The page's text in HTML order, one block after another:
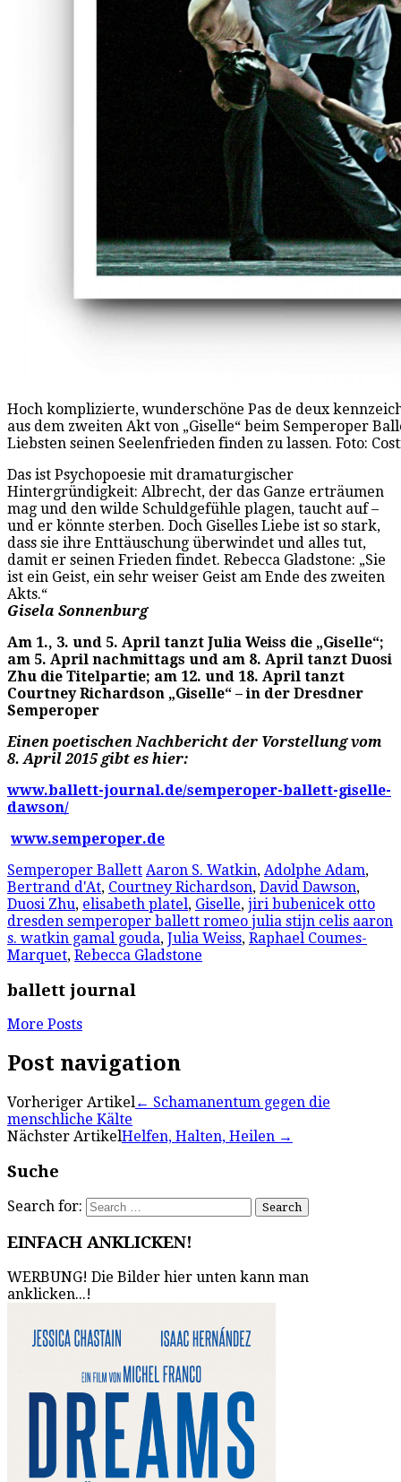
Hoch komplizierte, wunderschöne Pas de deux
aus dem zweiten Akt von „Giselle“ beim Semperoper
Liebsten seinen Seelenfrieden finden zu lassen. Foto:
Das ist Psychopoesie mit dramaturgischer
Hintergründigkeit: Albrecht, der das Ganze erträumen
mag und den wilde Schuldgefühle plagen, taucht auf –
und er könnte sterben. Doch Giselles Liebe ist so stark,
dass sie ihre Enttäuschung überwindet und alles tut,
damit er seinen Frieden findet. Rebecca Gladstone: „Sie
ist ein Geist, ein sehr weiser Geist am Ende des zweiten
Akts.“
Gisela Sonnenburg
Am 1., 3. und 5. April tanzt Julia Weiss die „Giselle“;
am 5. April nachmittags und am 8. April tanzt Duosi
Zhu die Titelpartie; am 12. und 18. April tanzt
Courtney Richardson „Giselle“ – in der Dresdner
Semperoper
Einen poetischen Nachbericht der Vorstellung vom
8. April 2015 gibt es hier:
www.ballett-journal.de/semperoper-ballett-giselle-
dawson/
www.semperoper.de
Semperoper Ballett Aaron S. Watkin, Adolphe Adam,
Bertrand d'At, Courtney Richardson, David Dawson,
Duosi Zhu, elisabeth platel, Giselle, jiri bubenicek otto
dresden semperoper ballett romeo julia stijn celis aaron
s. watkin gamal gouda, Julia Weiss, Raphael Coumes-
Marquet, Rebecca Gladstone
ballett journal
More Posts
Post navigation
Vorheriger Artikel← Schamanentum gegen die
menschliche Kälte
Nächster ArtikelHelfen, Halten, Heilen →
Suche
Search for:
EINFACH ANKLICKEN!
WERBUNG! Die Bilder hier unten kann man
anklicken...!